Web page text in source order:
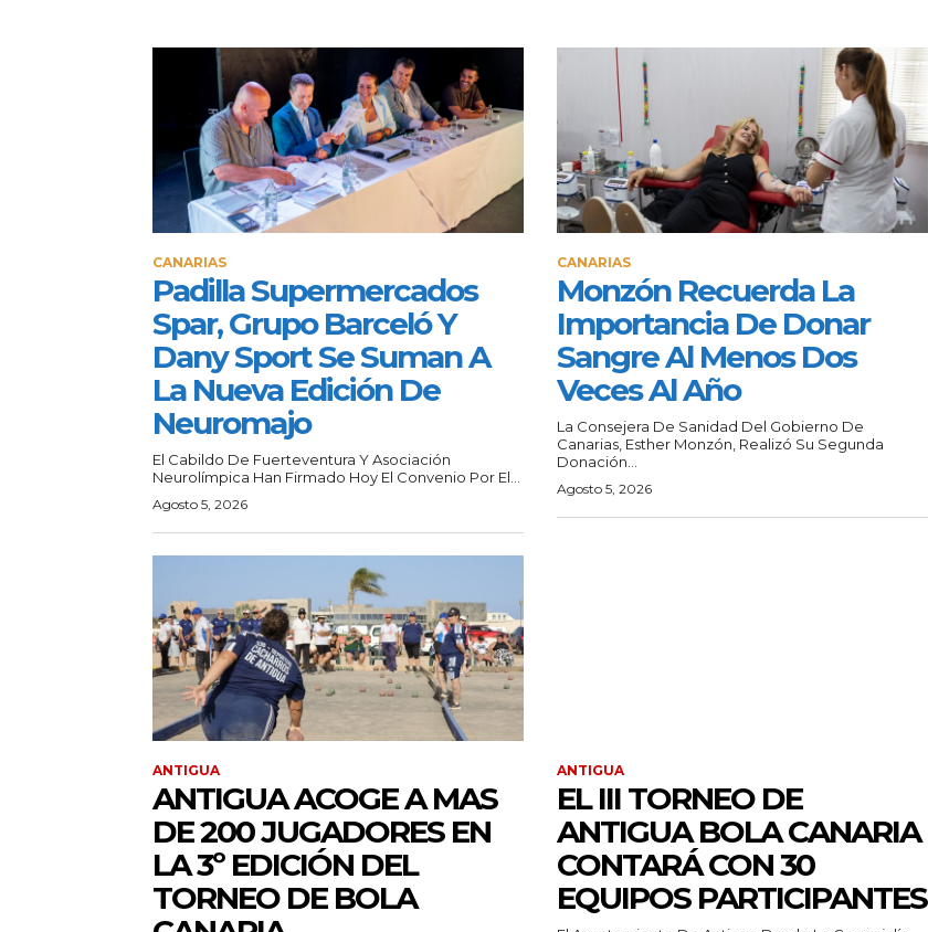
CANARIAS
Padilla Supermercados
Spar, Grupo Barceló Y
Dany Sport Se Suman A
La Nueva Edición De
Neuromajo
El Cabildo De Fuerteventura Y Asociación
Neurolímpica Han Firmado Hoy El Convenio Por El...
Agosto 5, 2026
CANARIAS
Monzón Recuerda La
Importancia De Donar
Sangre Al Menos Dos
Veces Al Año
La Consejera De Sanidad Del Gobierno De
Canarias, Esther Monzón, Realizó Su Segunda
Donación...
Agosto 5, 2026
ANTIGUA
ANTIGUA ACOGE A MAS
DE 200 JUGADORES EN
LA 3º EDICIÓN DEL
TORNEO DE BOLA
ANTIGUA
EL III TORNEO DE
ANTIGUA BOLA CANARIA
CONTARÁ CON 30
EQUIPOS PARTICIPANTES